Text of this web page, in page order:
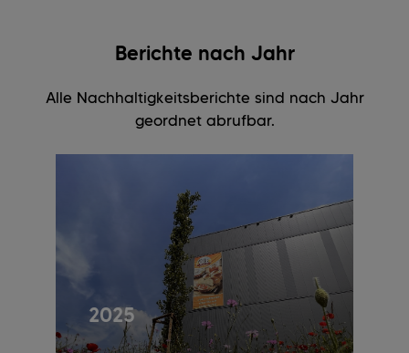
Berichte nach Jahr
Alle Nachhaltigkeitsberichte sind nach Jahr
geordnet abrufbar.
2025